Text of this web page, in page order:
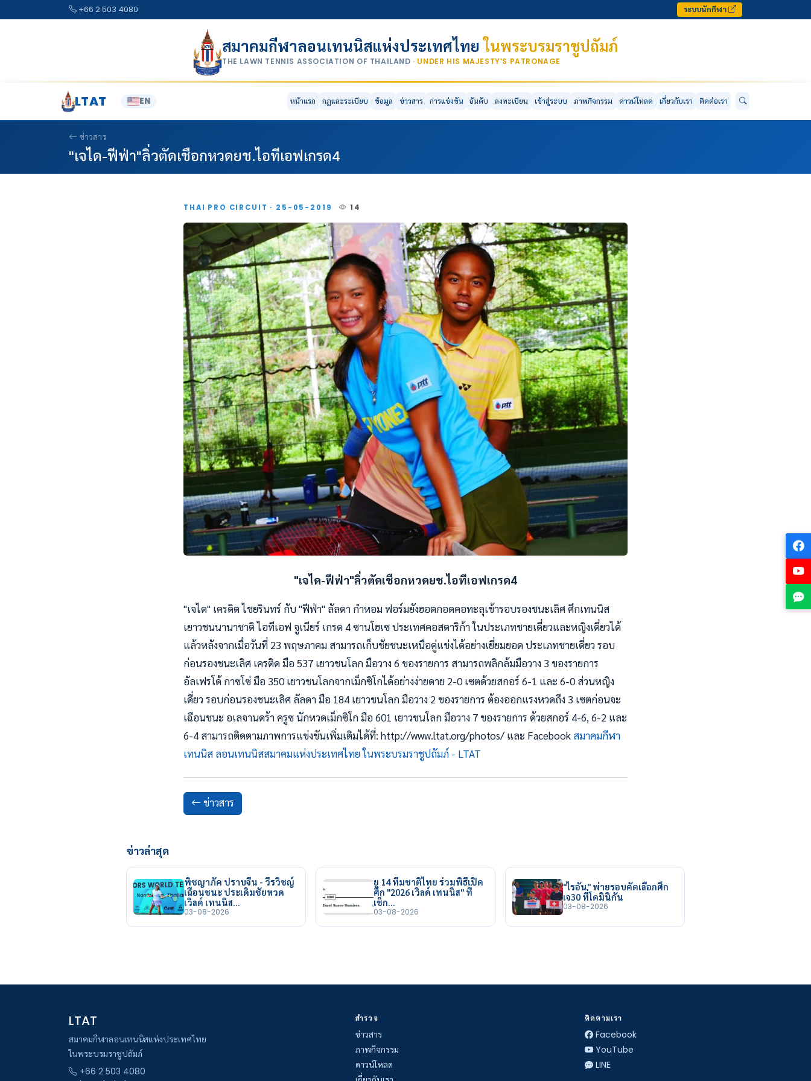
+66 2 503 4080 ระบบนักกีฬา
สมาคมกีฬาลอนเทนนิสแห่งประเทศไทยในพระบรมราชูปถัมภ์
THE LAWN TENNIS ASSOCIATION OF THAILAND · UNDER HIS MAJESTY’S PATRONAGE
LTAT EN หน้าแรก กฎและระเบียบ ข้อมูล ข่าวสาร การแข่งขัน อันดับ ลงทะเบียน เข้าสู่ระบบ ภาพกิจกรรม ดาวน์โหลด เกี่ยวกับเรา ติดต่อเรา
ข่าวสาร
"เจได-ฟีฟ่า"ลิ่วตัดเชือกหวดยช.ไอทีเอฟเกรด4
THAI PRO CIRCUIT · 25-05-2019 14
"เจได-ฟีฟ่า"ลิ่วตัดเชือกหวดยช.ไอทีเอฟเกรด4
"เจได" เครดิต ไชยรินทร์ กับ "ฟีฟ่า" ลัลดา กำหอม ฟอร์มยังฮอตกอดคอทะลุเข้ารอบรองชนะเลิศ ศึกเทนนิส
เยาวชนนานาชาติ ไอทีเอฟ จูเนียร์ เกรด 4 ซานโฮเซ ประเทศคอสตาริก้า ในประเภทชายเดี่ยวและหญิงเดี่ยวได้
แล้วหลังจากเมื่อวันที่ 23 พฤษภาคม สามารถเก็บชัยชนะเหนือคู่แข่งได้อย่างเยี่ยมยอด ประเภทชายเดี่ยว รอบ
ก่อนรองชนะเลิศ เครติด มือ 537 เยาวชนโลก มือวาง 6 ของรายการ สามารถพลิกล้มมือวาง 3 ของรายการ
อัลเฟรโด้ กาซโซ่ มือ 350 เยาวชนโลกจากเม็กซิโกได้อย่างง่ายดาย 2-0 เซตด้วยสกอร์ 6-1 และ 6-0 ส่วนหญิง
เดี่ยว รอบก่อนรองชนะเลิศ ลัลดา มือ 184 เยาวชนโลก มือวาง 2 ของรายการ ต้องออกแรงหวดถึง 3 เซตก่อนจะ
เฉือนชนะ อเลจานดร้า ครูซ นักหวดเม็กซิโก มือ 601 เยาวชนโลก มือวาง 7 ของรายการ ด้วยสกอร์ 4-6, 6-2 และ
6-4 สามารถติดตามภาพการแข่งขันเพิ่มเติมได้ที่: http://www.ltat.org/photos/ และ Facebook สมาคมกีฬา
เทนนิส ลอนเทนนิสสมาคมแห่งประเทศไทย ในพระบรมราชูปถัมภ์ - LTAT
ข่าวสาร
ข่าวล่าสุด
พิชญาภัค ปราบจีน - วีรวิชญ์
เฉือนชนะ ประเดิมชัยหวด
เวิลด์ เทนนิส…
03-08-2026
ยู 14 ทีมชาติไทย ร่วมพิธีเปิด
ศึก "2026 เวิลด์ เทนนิส" ที่
เช็ก…
03-08-2026
"ไรอัน" พ่ายรอบคัดเลือกศึก
เจ30 ที่โดมินิกัน
03-08-2026
LTAT
สมาคมกีฬาลอนเทนนิสแห่งประเทศไทย
ในพระบรมราชูปถัมภ์
+66 2 503 4080
สำรวจ
ข่าวสาร
ภาพกิจกรรม
ดาวน์โหลด
ติดตามเรา
Facebook
YouTube
LINE